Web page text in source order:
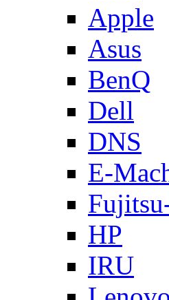
Apple
Asus
BenQ
Dell
DNS
E-
HP
IRU